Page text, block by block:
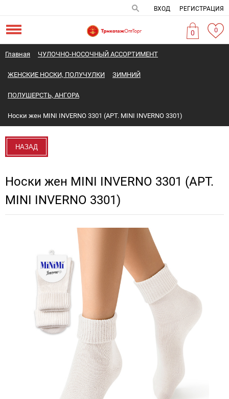
ВХОД РЕГИСТРАЦИЯ
0 0
Главная ЧУЛОЧНО-НОСОЧНЫЙ АССОРТИМЕНТ
ЖЕНСКИЕ НОСКИ, ПОЛУЧУЛКИ ЗИМНИЙ
ПОЛУШЕРСТЬ, АНГОРА
Носки жен MINI INVERNO 3301 (АРТ. MINI INVERNO 3301)
НАЗАД
Носки жен MINI INVERNO 3301 (АРТ.
MINI INVERNO 3301)